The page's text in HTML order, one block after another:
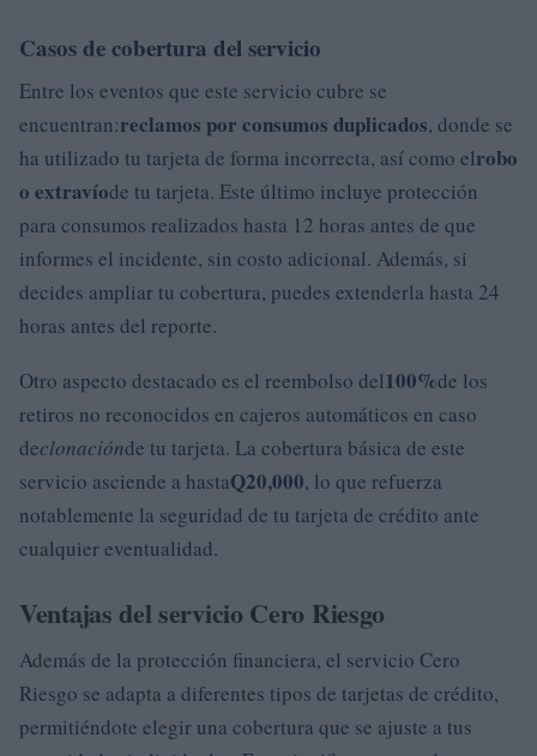
Casos de cobertura del servicio
Entre los eventos que este servicio cubre se
encuentran:reclamos por consumos duplicados, donde se
ha utilizado tu tarjeta de forma incorrecta, así como elrobo
o extravíode tu tarjeta. Este último incluye protección
para consumos realizados hasta 12 horas antes de que
informes el incidente, sin costo adicional. Además, si
decides ampliar tu cobertura, puedes extenderla hasta 24
horas antes del reporte.
Otro aspecto destacado es el reembolso del100%de los
retiros no reconocidos en cajeros automáticos en caso
declonaciónde tu tarjeta. La cobertura básica de este
servicio asciende a hastaQ20,000, lo que refuerza
notablemente la seguridad de tu tarjeta de crédito ante
cualquier eventualidad.
Ventajas del servicio Cero Riesgo
Además de la protección financiera, el servicio Cero
Riesgo se adapta a diferentes tipos de tarjetas de crédito,
permitiéndote elegir una cobertura que se ajuste a tus